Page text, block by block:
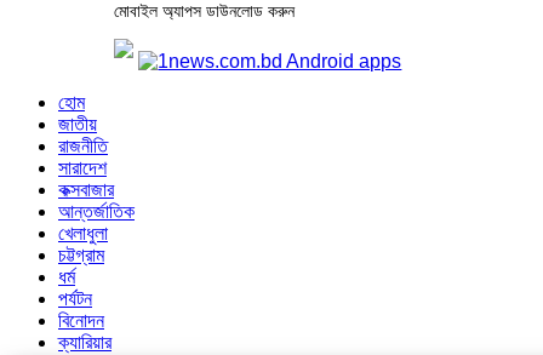
মোবাইল অ্যাপস ডাউনলোড করুন
হোম
জাতীয়
রাজনীতি
সারাদেশ
কক্সবাজার
আন্তর্জাতিক
খেলাধুলা
চট্টগ্রাম
ধর্ম
পর্যটন
বিনোদন
ক্যারিয়ার